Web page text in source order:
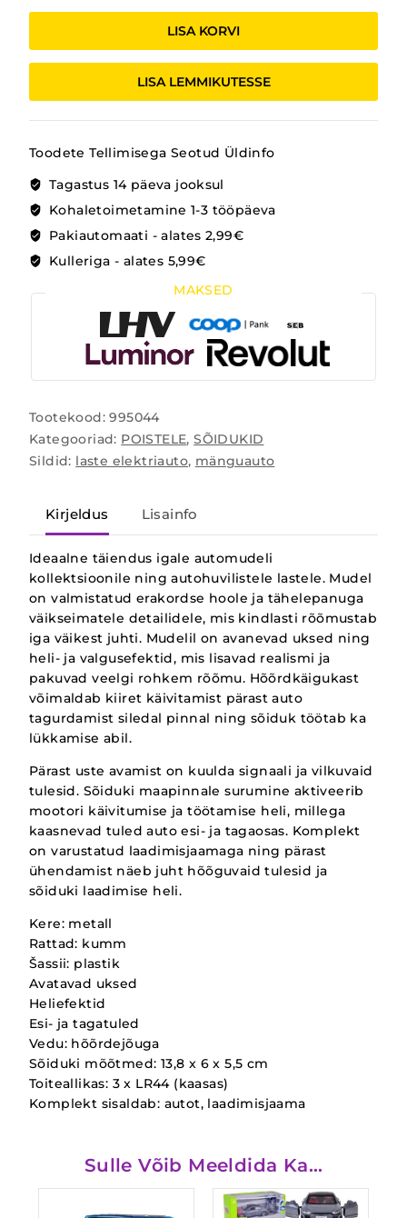
METALL
LISA KORVI
LISA LEMMIKUTESSE
Toodete Tellimisega Seotud Üldinfo
Tagastus 14 päeva jooksul
Kohaletoimetamine 1-3 tööpäeva
Pakiautomaati - alates 2,99€
Kulleriga - alates 5,99€
MAKSED
Tootekood:995044
Kategooriad: POISTELE,SÕIDUKID
Sildid: laste elektriauto, mänguauto
Kirjeldus Lisainfo
Ideaalne täiendus igale automudeli
kollektsioonile ning autohuvilistele lastele. Mudel
on valmistatud erakordse hoole ja tähelepanuga
väikseimatele detailidele, mis kindlasti rõõmustab
iga väikest juhti. Mudelil on avanevad uksed ning
heli- ja valgusefektid, mis lisavad realismi ja
pakuvad veelgi rohkem rõõmu. Hõõrdkäigukast
võimaldab kiiret käivitamist pärast auto
tagurdamist siledal pinnal ning sõiduk töötab ka
lükkamise abil.
Pärast uste avamist on kuulda signaali ja vilkuvaid
tulesid. Sõiduki maapinnale surumine aktiveerib
mootori käivitumise ja töötamise heli, millega
kaasnevad tuled auto esi- ja tagaosas. Komplekt
on varustatud laadimisjaamaga ning pärast
ühendamist näeb juht hõõguvaid tulesid ja
sõiduki laadimise heli.
Kere: metall
Rattad: kumm
Šassii: plastik
Avatavad uksed
Heliefektid
Esi- ja tagatuled
Vedu: hõõrdejõuga
Sõiduki mõõtmed: 13,8 x 6 x 5,5 cm
Toiteallikas: 3 x LR44 (kaasas)
Komplekt sisaldab: autot, laadimisjaama
Sulle Võib Meeldida Ka…